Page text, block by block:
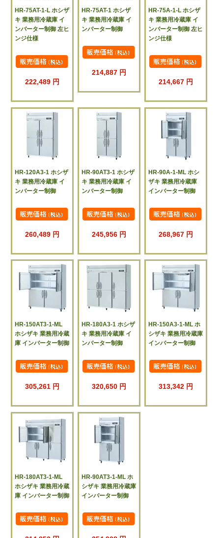
HR-75AT-1-L ホシザ
キ 業務用冷蔵庫 イ
ンバーター制御 左ヒ
ンジ仕様
222,489 円
HR-75AT-1 ホシザ
キ 業務用冷蔵庫 イ
ンバーター制御
214,887 円
HR-75A-1-L ホシザ
キ 業務用冷蔵庫 イ
ンバーター制御 左ヒ
ンジ仕様
214,667 円
HR-120A3-1 ホシザ
キ 業務用冷蔵庫 イ
ンバーター制御
260,489 円
HR-90AT3-1 ホシザ
キ 業務用冷蔵庫 イ
ンバーター制御
245,956 円
HR-90A-1-ML ホシ
ザキ 業務用冷蔵庫
インバーター制御
268,967 円
HR-150AT3-1-ML
ホシザキ 業務用冷蔵
庫 インバーター制御
305,261 円
HR-180A3-1 ホシザ
キ 業務用冷蔵庫 イ
ンバーター制御
320,650 円
HR-150A3-1-ML ホ
シザキ 業務用冷蔵庫
インバーター制御
313,342 円
HR-180AT3-1-ML
ホシザキ 業務用冷蔵
庫 インバーター制御
HR-90AT3-1-ML ホ
シザキ 業務用冷蔵庫
インバーター制御